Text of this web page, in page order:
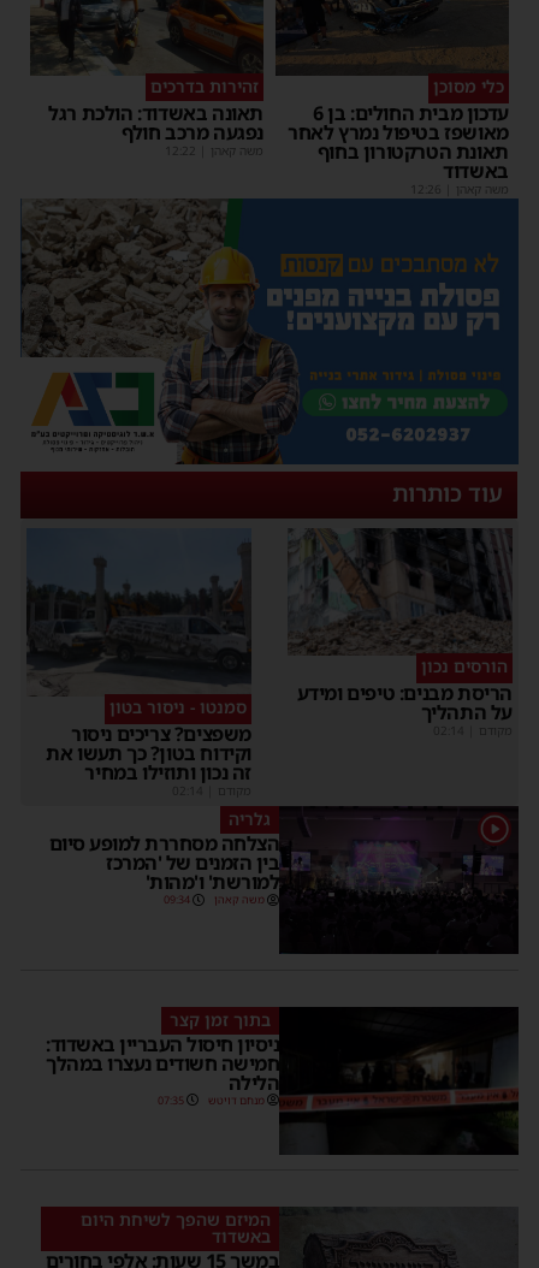
כלי מסוכן
עדכון מבית החולים: בן 6
מאושפז בטיפול נמרץ לאחר
תאונת הטרקטורון בחוף
באשדוד
משה קאהן 12:26
זהירות בדרכים
תאונה באשדוד: הולכת רגל
נפגעה מרכב חולף
משה קאהן 12:22
עוד כותרות
הורסים נכון
הריסת מבנים: טיפים ומידע
על התהליך
מקודם
סמנטו - ניסור בטון
משפצים? צריכים ניסור
וקידוח בטון? כך תעשו את
זה נכון ותוזילו במחיר
מקודם
1 גלריה
הצלחה מסחררת למופע סיום
בין הזמנים של 'המרכז
למורשת' ו'מהות'
משה קאהן 09:34
בתוך זמן קצר
ניסיון חיסול העבריין באשדוד:
חמישה חשודים נעצרו במהלך
הלילה
מנחם דויטש 07:35
המיזם שהפך לשיחת היום
באשדוד
במשך 15 שעות: אלפי בחורים